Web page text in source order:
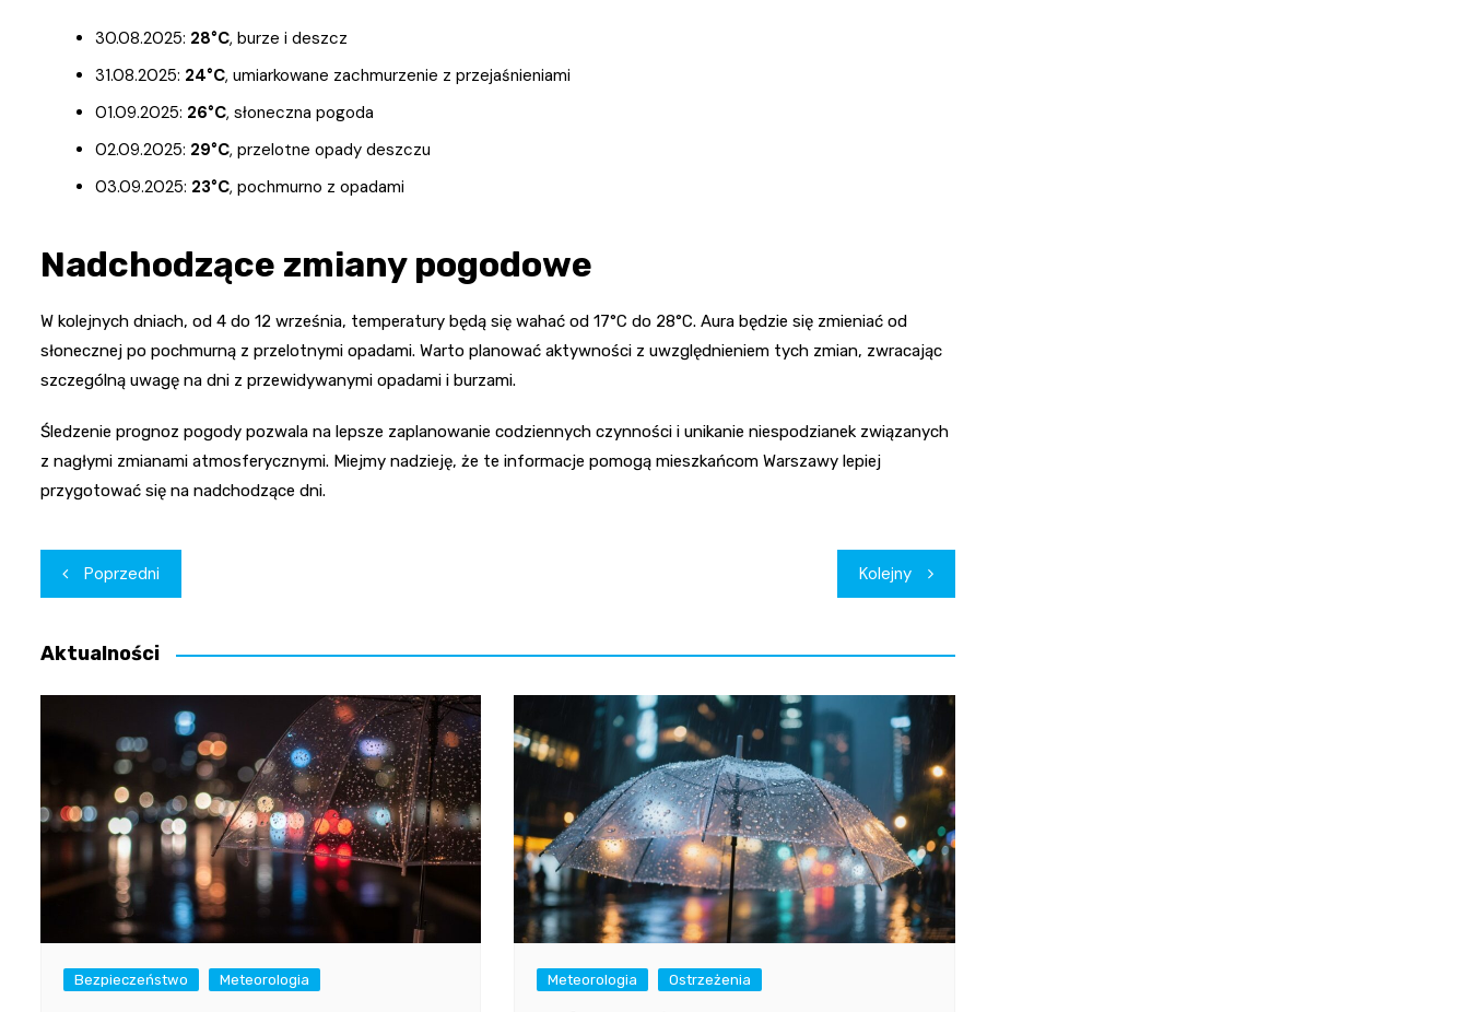
30.08.2025: 28°C, burze i deszcz
31.08.2025: 24°C, umiarkowane zachmurzenie z przejaśnieniami
01.09.2025: 26°C, słoneczna pogoda
02.09.2025: 29°C, przelotne opady deszczu
03.09.2025: 23°C, pochmurno z opadami
Nadchodzące zmiany pogodowe
W kolejnych dniach, od 4 do 12 września, temperatury będą się wahać od 17°C do 28°C. Aura będzie się zmieniać od
słonecznej po pochmurną z przelotnymi opadami. Warto planować aktywności z uwzględnieniem tych zmian, zwracając
szczególną uwagę na dni z przewidywanymi opadami i burzami.
Śledzenie prognoz pogody pozwala na lepsze zaplanowanie codziennych czynności i unikanie niespodzianek związanych
z nagłymi zmianami atmosferycznymi. Miejmy nadzieję, że te informacje pomogą mieszkańcom Warszawy lepiej
przygotować się na nadchodzące dni.
Nawigacja
wpisu
Poprzedni Kolejny
Aktualności
Bezpieczeństwo Meteorologia Meteorologia Ostrzeżenia